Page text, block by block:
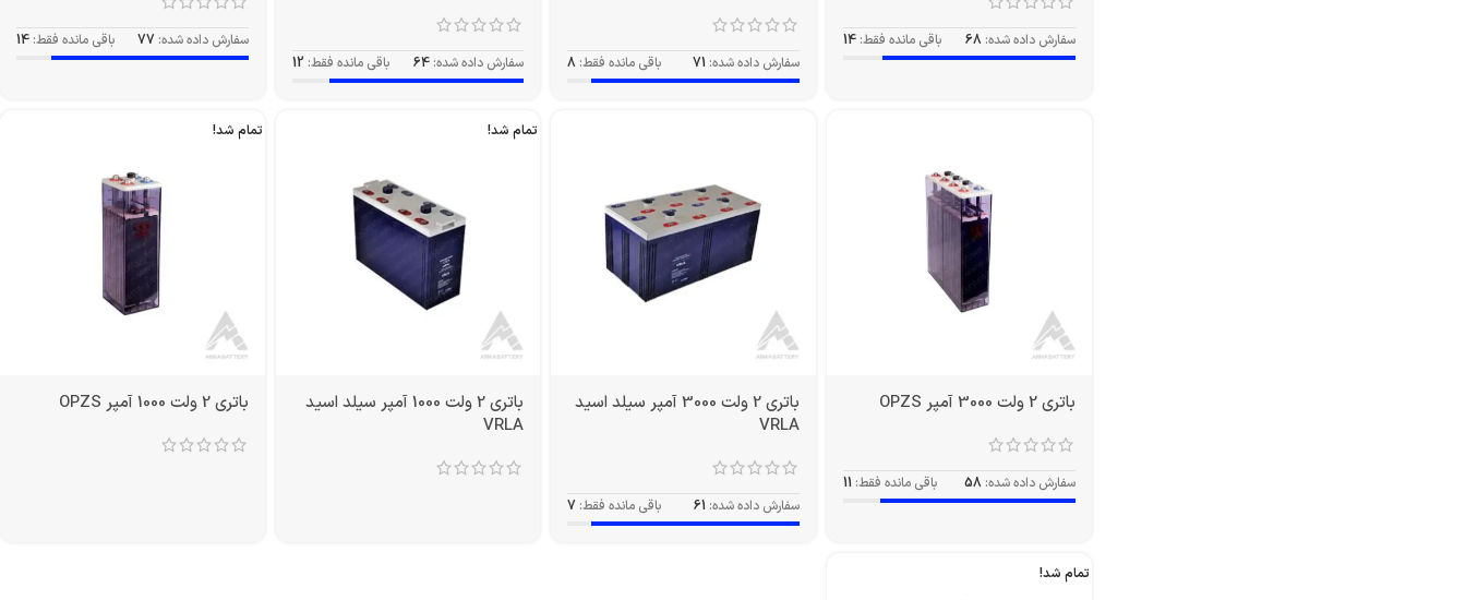
سفارش داده شده: 68 باقی مانده فقط: 14
سفارش داده شده: 71 باقی مانده فقط: 8 سفارش داده شده: 64 باقی مانده فقط: 12
سفارش داده شده: 77 باقی مانده فقط: 14
باتری 2 ولت 3000 آمپر OPZS
سفارش داده شده: 58 باقی مانده فقط: 11
باتری 2 ولت 3000 آمپر سیلد اسید
VRLA
سفارش داده شده: 61 باقی مانده فقط: 7
تمام شد!
باتری 2 ولت 1000 آمپر سیلد اسید
VRLA
تمام شد!
باتری 2 ولت 1000 آمپر OPZS
تمام شد!